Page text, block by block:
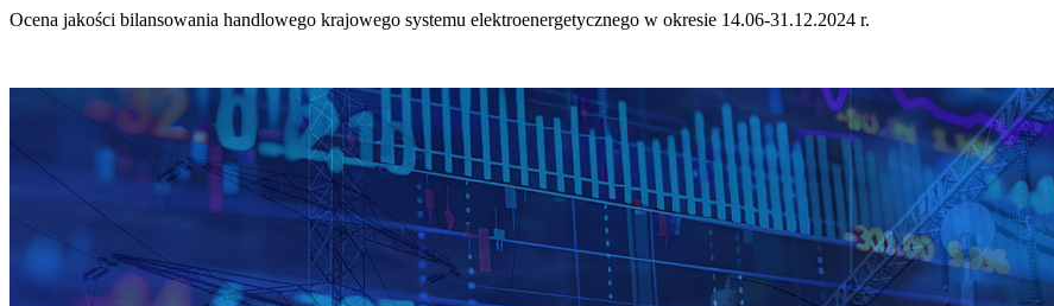
Ocena jakości bilansowania handlowego krajowego systemu elektroenergetycznego w okresie 14.06-31.12.2024 r.